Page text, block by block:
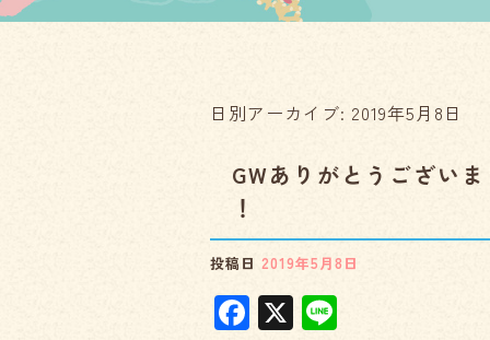
日別アーカイブ: 2019年5月8日
GWありがとうござい
！
投稿日 2019年5月8日
F X